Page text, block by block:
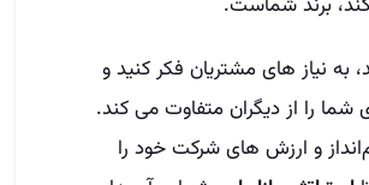
به نیاز های مشتریان فکر کنید و
شما را از دیگران متفاوت می‌ کند.
و ارزش‌ های شرکت خود را